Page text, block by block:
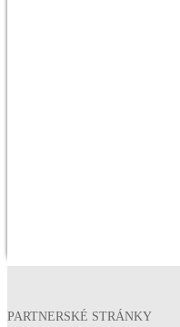
PARTNERSKÉ STRÁNKY